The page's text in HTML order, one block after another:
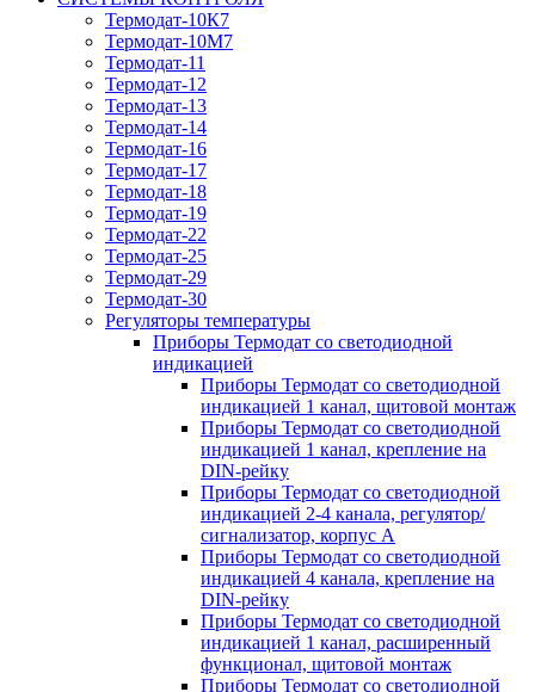
Термодат-10К7
Термодат-10М7
Термодат-11
Термодат-12
Термодат-13
Термодат-14
Термодат-16
Термодат-17
Термодат-18
Термодат-19
Термодат-22
Термодат-25
Термодат-29
Термодат-30
Регуляторы температуры
Приборы Термодат со светодиодной
индикацией
Приборы Термодат со светодиодной
индикацией 1 канал, щитовой монтаж
Приборы Термодат со светодиодной
индикацией 1 канал, крепление на
DIN-рейку
Приборы Термодат со светодиодной
индикацией 2-4 канала, регулятор/
сигнализатор, корпус А
Приборы Термодат со светодиодной
индикацией 4 канала, крепление на
DIN-рейку
Приборы Термодат со светодиодной
индикацией 1 канал, расширенный
функционал, щитовой монтаж
Приборы Термодат со светодиодной